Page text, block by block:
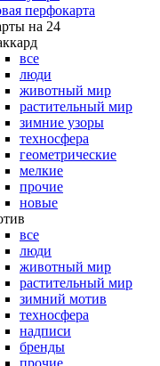
перфокарта
на 24
все
люди
животный мир
растительный мир
зимние узоры
техносфера
геометрические
мелкие
прочие
новые
все
люди
животный мир
растительный мир
зимний мотив
техносфера
надписи
бренды
прочие